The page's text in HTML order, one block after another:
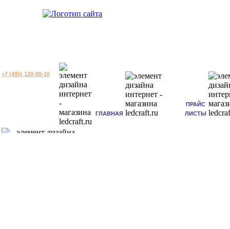
+7 (495) 120-80-10
ГЛАВНАЯ
ПРАЙС
ЛИСТЫ